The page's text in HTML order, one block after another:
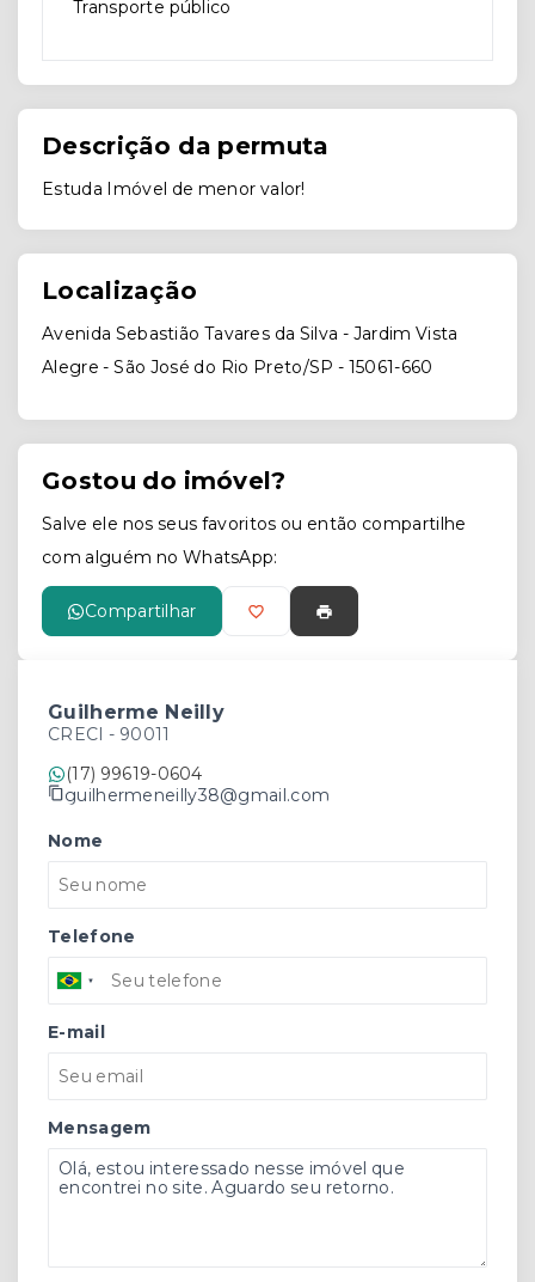
Transporte público
Descrição da permuta
Estuda Imóvel de menor valor!
Localização
Avenida Sebastião Tavares da Silva - Jardim Vista
Alegre - São José do Rio Preto/SP - 15061-660
Gostou do imóvel?
Salve ele nos seus favoritos ou então compartilhe
com alguém no WhatsApp:
Compartilhar
Guilherme Neilly
CRECI - 90011
(17) 99619-0604
guilhermeneilly38@gmail.com
Nome
Telefone
E-mail
Mensagem